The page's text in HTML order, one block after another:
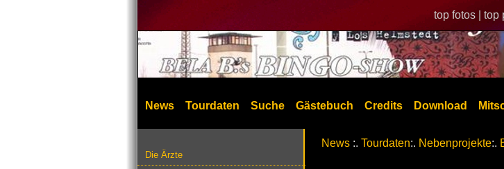
top fotos | top
News Tourdaten Suche Gästebuch Credits Download
Die Ärzte
News :. Tourdaten:. Nebenprojekte:.